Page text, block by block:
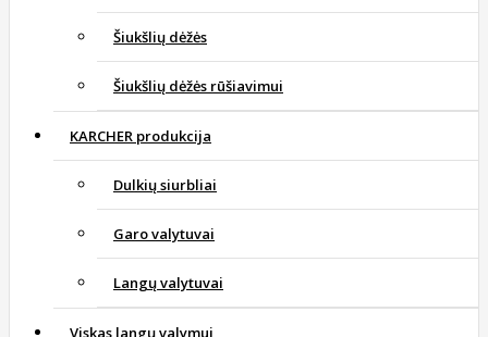
Šiukšlių dėžės
Šiukšlių dėžės rūšiavimui
KARCHER produkcija
Dulkių siurbliai
Garo valytuvai
Langų valytuvai
Viskas langų valymui